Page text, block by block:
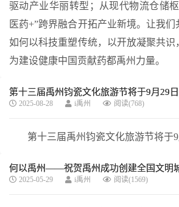
驱动产业华丽转型；从现代物流仓储
医药+”跨界融合开拓产业新境。让我
如何以科技重塑传统，以开放凝聚共识
为建设健康中国贡献药都禹州力量。
第十三届禹州钧瓷文化旅游节将于9月29
2025-08-28 i禹州 阅读(768)
第十三届禹州钧瓷文化旅游节将于
何以禹州——祝贺禹州成功创建全国文明
2025-05-29 i禹州 阅读(1569)